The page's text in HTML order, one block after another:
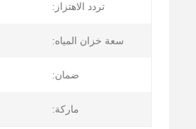
تردد الاهتزاز:
سعة خزان المياه:
ضمان:
ماركة: